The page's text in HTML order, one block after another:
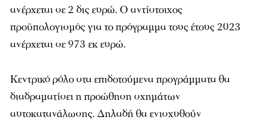
ανέρχεται σε 2 δις ευρώ. Ο αντίστοιχος
προϋπολογισμός για το πρόγραμμα τους έτους 2023
ανέρχεται σε 973 εκ ευρώ.
Κεντρικό ρόλο στα επιδοτούμενα προγράμματα θα
διαδραματίσει η προώθηση σχημάτων
αυτοκατανάλωσης. Δηλαδή θα ενισχυθούν